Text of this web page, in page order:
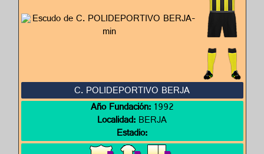
C. POLIDEPORTIVO BERJA
Año Fundación:1992
Localidad:BERJA
Estadio: